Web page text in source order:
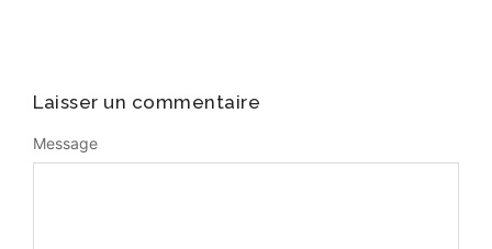
Laisser un commentaire
Message